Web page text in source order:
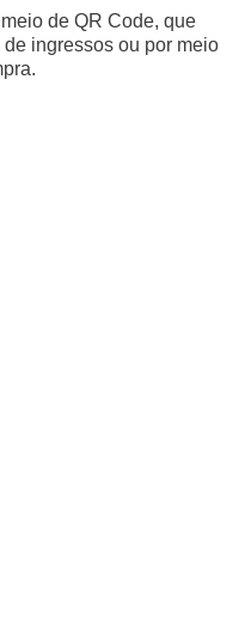
de QR Code, que
ingressos ou por meio